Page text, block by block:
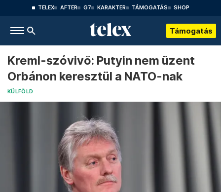
TELEX AFTER G7 KARAKTER TÁMOGATÁS SHOP
Támogatás
Kreml-szóvivő: Putyin nem üzent
Orbánon keresztül a NATO-nak
KÜLFÖLD